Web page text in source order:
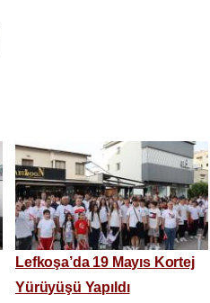
Lefkoşa’da 19 Mayıs Kortej
Yürüyüşü Yapıldı